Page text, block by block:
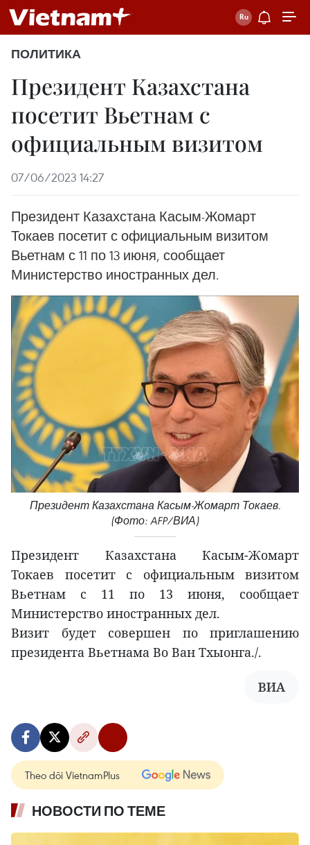
ПОЛИТИКА
Президент Казахстана
посетит Вьетнам с
официальным визитом
07/06/2023 14:27
Президент Казахстана Касым-Жомарт
Токаев посетит с официальным визитом
Вьетнам с 11 по 13 июня, сообщает
Министерство иностранных дел.
Президент Казахстана Касым-Жомарт Токаев.
(Фото: AFP/ВИА)
Президент Казахстана Касым-Жомарт
Токаев посетит с официальным визитом
Вьетнам с 11 по 13 июня, сообщает
Министерство иностранных дел.
Визит будет совершен по приглашению
президента Вьетнама Во Ван Тхыонга./.
ВИА
Theo dõi VietnamPlus
НОВОСТИ ПО ТЕМЕ